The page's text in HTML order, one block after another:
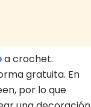
a crochet.
gratuita. En
por lo que